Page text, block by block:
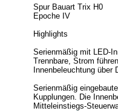
Spur Bauart Trix H0
Epoche IV
Highlights
Serienmäßig mit LED-
Trennbare, Strom
Innenbeleuchtung über
Serienmäßig
Kupplungen. Die
Mitteleinstiegs-